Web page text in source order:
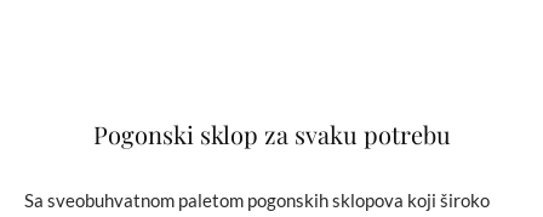
Pogonski sklop za svaku potrebu
Sa sveobuhvatnom paletom pogonskih sklopova koji široko